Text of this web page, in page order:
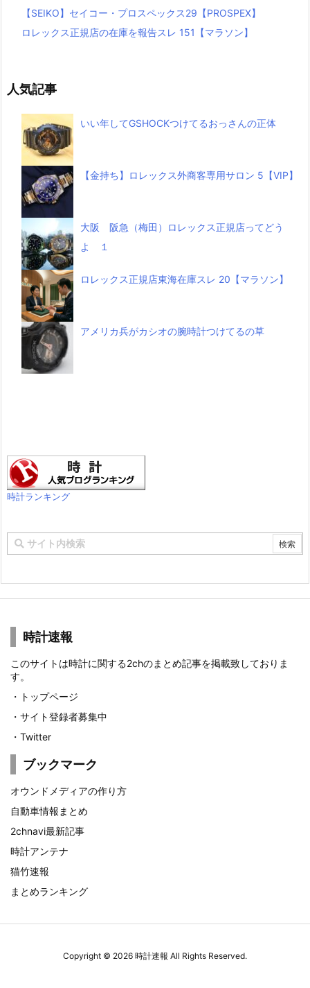
【SEIKO】セイコー・プロスペックス29【PROSPEX】
ロレックス正規店の在庫を報告スレ 151【マラソン】
人気記事
いい年してGSHOCKつけてるおっさんの正体
【金持ち】ロレックス外商客専用サロン 5【VIP】
大阪 阪急（梅田）ロレックス正規店ってどう
よ １
ロレックス正規店東海在庫スレ 20【マラソン】
アメリカ兵がカシオの腕時計つけてるの草
時計ランキング
時計速報
このサイトは時計に関する2chのまとめ記事を掲載致しておりま
す。
・ トップページ
・ サイト登録者募集中
・ Twitter
ブックマーク
オウンドメディアの作り方
自動車情報まとめ
2chnavi最新記事
時計アンテナ
猫竹速報
まとめランキング
Copyright © 2026 時計速報 All Rights Reserved.